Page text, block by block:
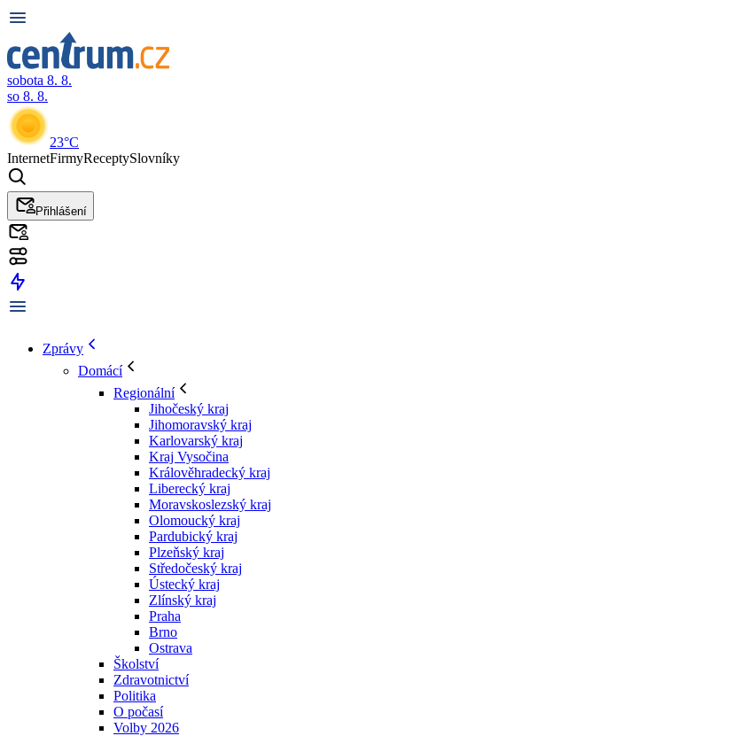
sobota 8. 8.
so 8. 8.
23°C
InternetFirmyReceptySlovníky
Přihlášení
Zprávy
Domácí
Regionální
Jihočeský kraj
Jihomoravský kraj
Karlovarský kraj
Kraj Vysočina
Králověhradecký kraj
Liberecký kraj
Moravskoslezský kraj
Olomoucký kraj
Pardubický kraj
Plzeňský kraj
Středočeský kraj
Ústecký kraj
Zlínský kraj
Praha
Brno
Ostrava
Školství
Zdravotnictví
Politika
O počasí
Volby 2026